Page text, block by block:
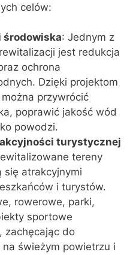
celów:
środowiska: Jednym z
jest redukcja
ochrona
Dzięki projektom
przywrócić
poprawić jakość wód
powodzi.
turystycznej
tereny
się atrakcyjnymi
i turystów.
rowerowe, parki,
sportowe
zachęcając do
świeżym powietrzu i